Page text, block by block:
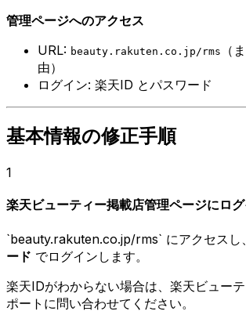
管理ページへのアクセス
URL: beauty.rakuten.co.jp/rms
（
由）
ログイン: 楽天ID とパスワード
基本情報の修正手順
1
楽天ビューティー掲載店管理ページにロ
`beauty.rakuten.co.jp/rms` にアクセスし、
ード でログインします。
楽天IDがわからない場合は、楽天ビュー
ポートに問い合わせてください。